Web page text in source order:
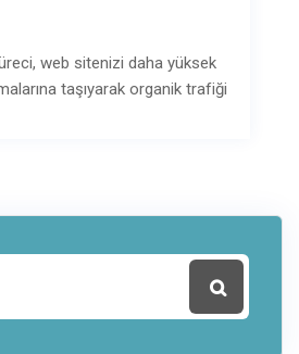
web sitenizi daha yüksek
taşıyarak organik trafiği